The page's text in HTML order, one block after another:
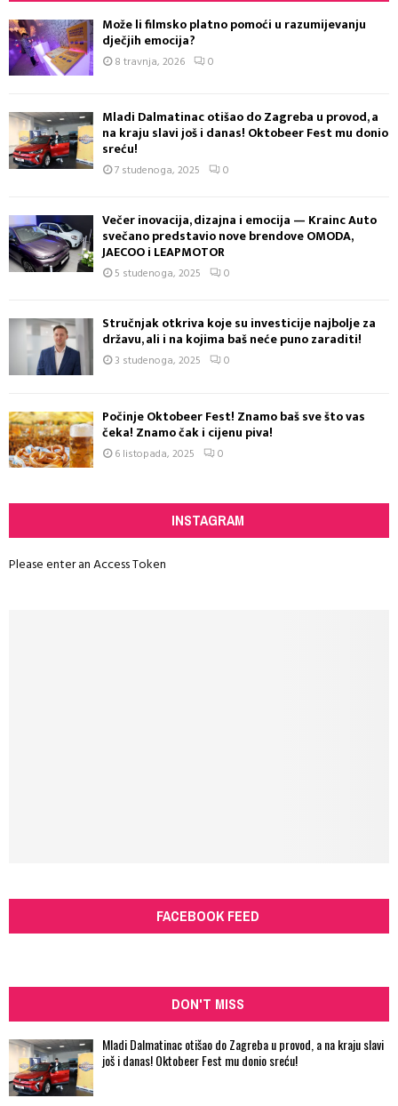
Može li filmsko platno pomoći u razumijevanju
dječjih emocija?
8 travnja, 2026 0
Mladi Dalmatinac otišao do Zagreba u provod, a
na kraju slavi još i danas! Oktobeer Fest mu donio
sreću!
7 studenoga, 2025 0
Večer inovacija, dizajna i emocija — Krainc Auto
svečano predstavio nove brendove OMODA,
JAECOO i LEAPMOTOR
5 studenoga, 2025 0
Stručnjak otkriva koje su investicije najbolje za
državu, ali i na kojima baš neće puno zaraditi!
3 studenoga, 2025 0
Počinje Oktobeer Fest! Znamo baš sve što vas
čeka! Znamo čak i cijenu piva!
6 listopada, 2025 0
INSTAGRAM
Please enter an Access Token
FACEBOOK FEED
DON'T MISS
Mladi Dalmatinac otišao do Zagreba u provod, a na kraju slavi
još i danas! Oktobeer Fest mu donio sreću!